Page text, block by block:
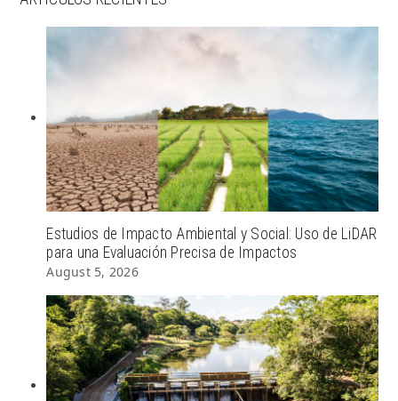
Estudios de Impacto Ambiental y Social: Uso de LiDAR
para una Evaluación Precisa de Impactos
August 5, 2026